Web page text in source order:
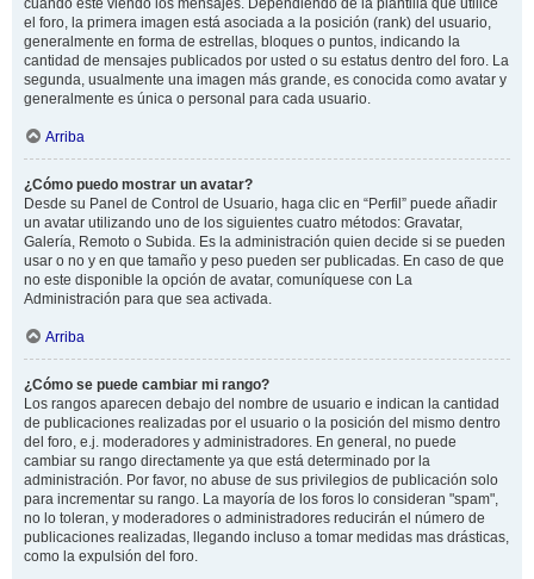
cuando esté viendo los mensajes. Dependiendo de la plantilla que utilice
el foro, la primera imagen está asociada a la posición (rank) del usuario,
generalmente en forma de estrellas, bloques o puntos, indicando la
cantidad de mensajes publicados por usted o su estatus dentro del foro. La
segunda, usualmente una imagen más grande, es conocida como avatar y
generalmente es única o personal para cada usuario.
Arriba
¿Cómo puedo mostrar un avatar?
Desde su Panel de Control de Usuario, haga clic en “Perfil” puede añadir
un avatar utilizando uno de los siguientes cuatro métodos: Gravatar,
Galería, Remoto o Subida. Es la administración quien decide si se pueden
usar o no y en que tamaño y peso pueden ser publicadas. En caso de que
no este disponible la opción de avatar, comuníquese con La
Administración para que sea activada.
Arriba
¿Cómo se puede cambiar mi rango?
Los rangos aparecen debajo del nombre de usuario e indican la cantidad
de publicaciones realizadas por el usuario o la posición del mismo dentro
del foro, e.j. moderadores y administradores. En general, no puede
cambiar su rango directamente ya que está determinado por la
administración. Por favor, no abuse de sus privilegios de publicación solo
para incrementar su rango. La mayoría de los foros lo consideran "spam",
no lo toleran, y moderadores o administradores reducirán el número de
publicaciones realizadas, llegando incluso a tomar medidas mas drásticas,
como la expulsión del foro.